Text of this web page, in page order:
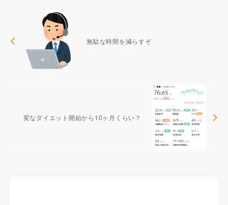
無駄な時間を減らすぞ
変なダイエット開始から10ヶ月くらい？